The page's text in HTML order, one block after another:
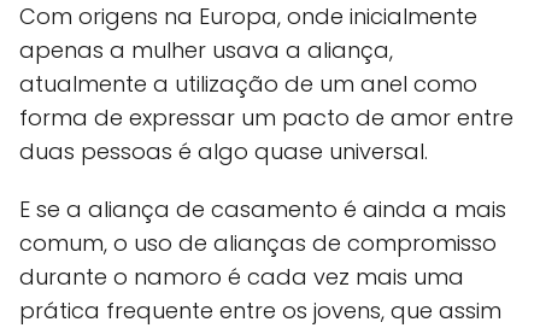
Com origens na Europa, onde inicialmente
apenas a mulher usava a aliança,
atualmente a utilização de um anel como
forma de expressar um pacto de amor entre
duas pessoas é algo quase universal.
E se a aliança de casamento é ainda a mais
comum, o uso de alianças de compromisso
durante o namoro é cada vez mais uma
prática frequente entre os jovens, que assim